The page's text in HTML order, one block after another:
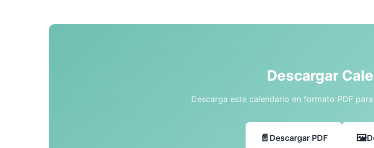
Descargar
Descarga este calendario en formato PDF
Descargar PDF